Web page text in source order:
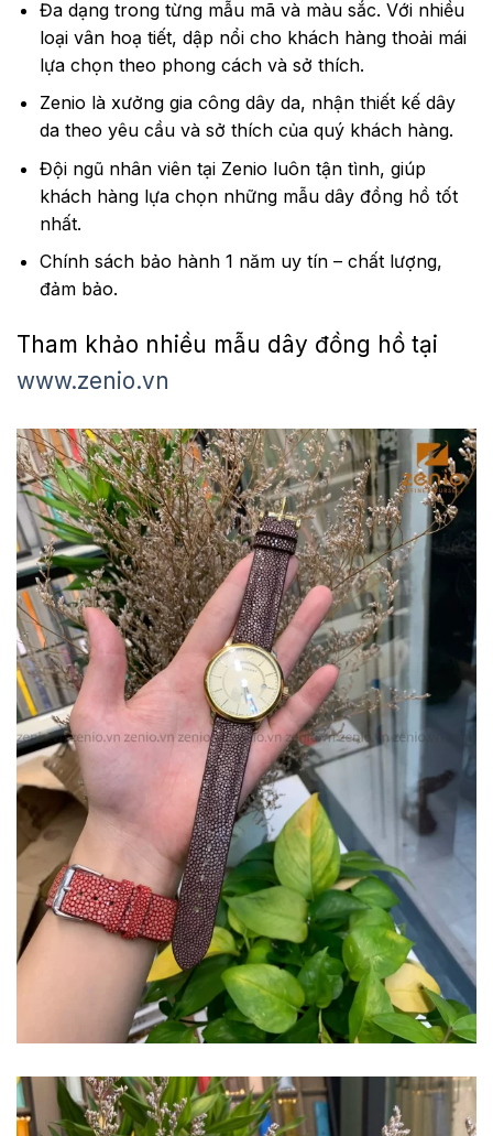
Đa dạng trong từng mẫu mã và màu sắc. Với nhiều
loại vân hoạ tiết, dập nổi cho khách hàng thoải mái
lựa chọn theo phong cách và sở thích.
Zenio là xưởng gia công dây da, nhận thiết kế dây
da theo yêu cầu và sở thích của quý khách hàng.
Đội ngũ nhân viên tại Zenio luôn tận tình, giúp
khách hàng lựa chọn những mẫu dây đồng hồ tốt
nhất.
Chính sách bảo hành 1 năm uy tín – chất lượng,
đảm bảo.
Tham khảo nhiều mẫu dây đồng hồ tại
www.zenio.vn